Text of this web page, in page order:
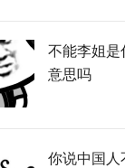
不能李姐是
意思吗
你说中国人